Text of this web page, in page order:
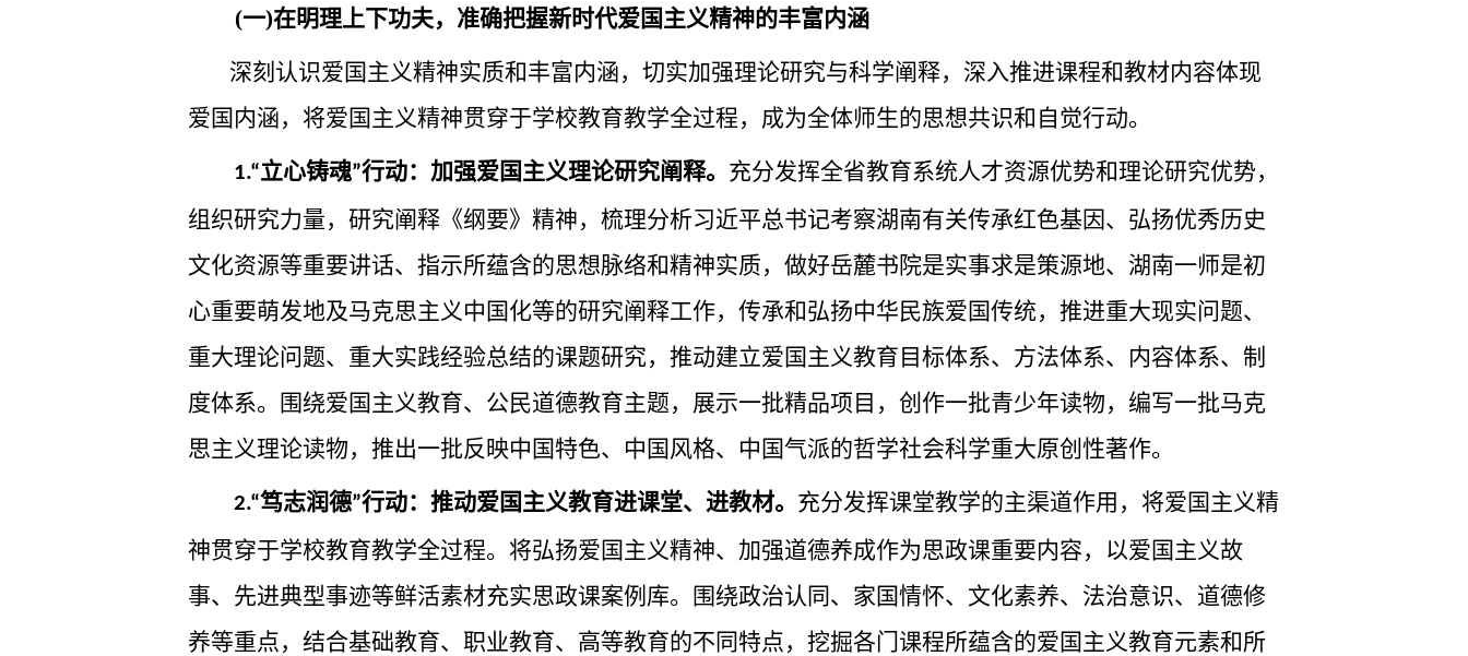
(一)在明理上下功夫，准确把握新时代爱国主义精神的丰富内涵
深刻认识爱国主义精神实质和丰富内涵，切实加强理论研究与科学阐释，深入推进课程和教材内容体现
爱国内涵，将爱国主义精神贯穿于学校教育教学全过程，成为全体师生的思想共识和自觉行动。
1.“立心铸魂”行动：加强爱国主义理论研究阐释。 充分发挥全省教育系统人才资源优势和理论研究优势，
组织研究力量，研究阐释《纲要》精神，梳理分析习近平总书记考察湖南有关传承红色基因、弘扬优秀历史
文化资源等重要讲话、指示所蕴含的思想脉络和精神实质，做好岳麓书院是实事求是策源地、湖南一师是初
心重要萌发地及马克思主义中国化等的研究阐释工作，传承和弘扬中华民族爱国传统，推进重大现实问题、
重大理论问题、重大实践经验总结的课题研究，推动建立爱国主义教育目标体系、方法体系、内容体系、制
度体系。围绕爱国主义教育、公民道德教育主题，展示一批精品项目，创作一批青少年读物，编写一批马克
思主义理论读物，推出一批反映中国特色、中国风格、中国气派的哲学社会科学重大原创性著作。
2.“笃志润德”行动：推动爱国主义教育进课堂、进教材。 充分发挥课堂教学的主渠道作用，将爱国主义精
神贯穿于学校教育教学全过程。将弘扬爱国主义精神、加强道德养成作为思政课重要内容，以爱国主义故
事、先进典型事迹等鲜活素材充实思政课案例库。围绕政治认同、家国情怀、文化素养、法治意识、道德修
养等重点，结合基础教育、职业教育、高等教育的不同特点，挖掘各门课程所蕴含的爱国主义教育元素和所